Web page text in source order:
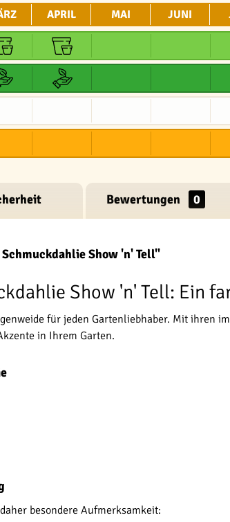
APRIL MAI JUNI
Bewertungen 0
Show 'n' Tell"
Show 'n' Tell: Ein
für jeden Gartenliebhaber. Mit ihren
in Ihrem Garten.
besondere Aufmerksamkeit: